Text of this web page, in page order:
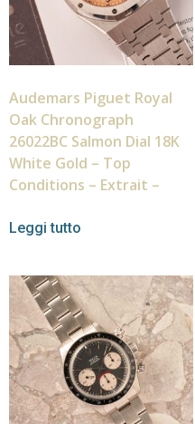
Audemars Piguet Royal
Oak Chronograph
26022BC Salmon Dial 18K
White Gold – Top
Conditions – Extrait –
Leggi tutto